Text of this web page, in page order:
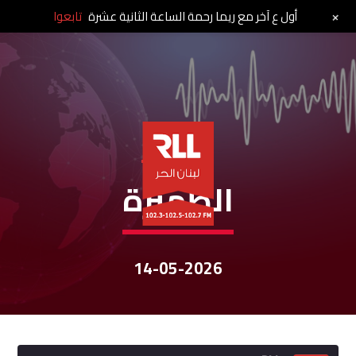
نشرات الأخبار
الظهيرة
14-05-2026
أول ع آخر مع ريما رحمة الساعة الثانية عشرة تابعوا +